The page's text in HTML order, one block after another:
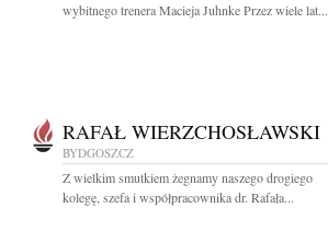
wybitnego trenera Macieja Juhnke Przez wiele lat...
RAFAŁ WIERZCHOSŁAWSKI
BYDGOSZCZ
Z wielkim smutkiem żegnamy naszego drogiego
kolegę, szefa i współpracownika dr. Rafała...